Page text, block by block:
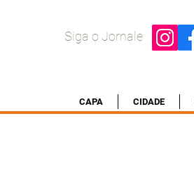
Siga o Jornale
CAPA CIDADE